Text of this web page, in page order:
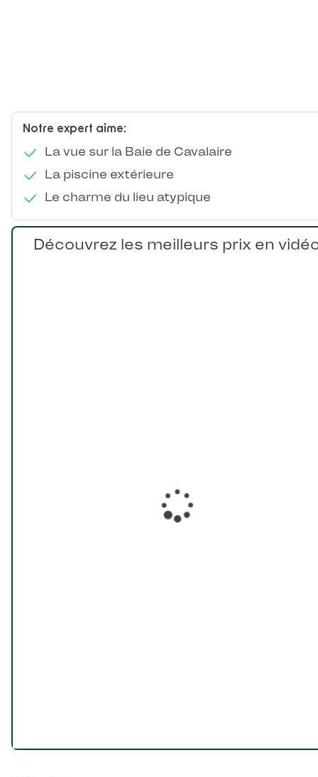
Notre expert aime:
La vue sur la Baie de Cavalaire
La piscine extérieure
Le charme du lieu atypique
Découvrez les meilleurs prix en